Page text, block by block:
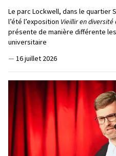
Le parc Lockwell, dans le quartier
l’été l’exposition Vieillir en
présente de manière différente
universitaire
— 16 juillet 2026